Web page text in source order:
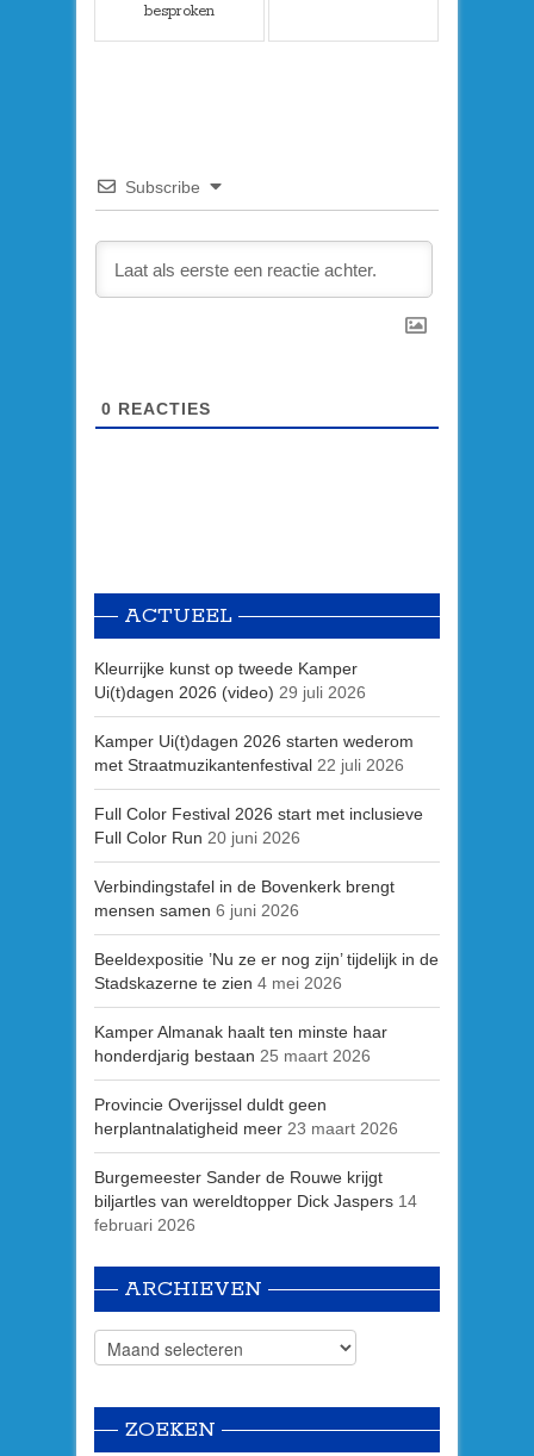
besproken
Subscribe
0 REACTIES
ACTUEEL
Kleurrijke kunst op tweede Kamper
Ui(t)dagen 2026 (video) 29 juli 2026
Kamper Ui(t)dagen 2026 starten wederom
met Straatmuzikantenfestival 22 juli 2026
Full Color Festival 2026 start met inclusieve
Full Color Run 20 juni 2026
Verbindingstafel in de Bovenkerk brengt
mensen samen 6 juni 2026
Beeldexpositie ’Nu ze er nog zijn’ tijdelijk in de
Stadskazerne te zien 4 mei 2026
Kamper Almanak haalt ten minste haar
honderdjarig bestaan 25 maart 2026
Provincie Overijssel duldt geen
herplantnalatigheid meer 23 maart 2026
Burgemeester Sander de Rouwe krijgt
biljartles van wereldtopper Dick Jaspers 14
februari 2026
ARCHIEVEN
ZOEKEN